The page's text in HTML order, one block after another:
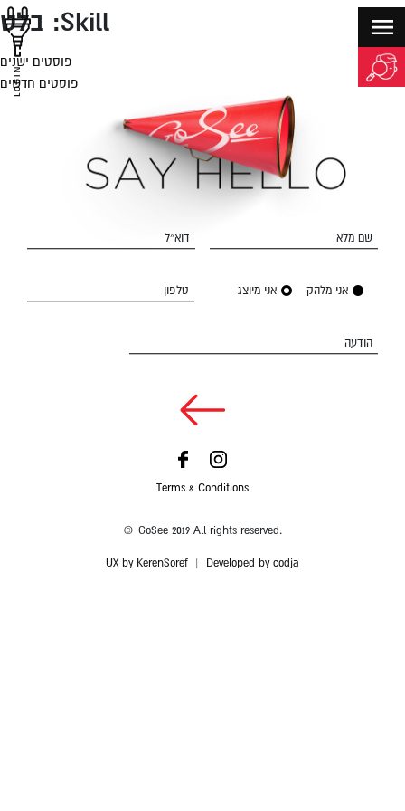
LOGIN
Skill: בלט
ניווט
פוסטים ישנים
פוסטים חדשים
שם מלא דוא״ל
אני מלהק אני מיוצג טלפון
הודעה
Terms & Conditions
© GoSee 2019 All rights reserved.
UX by KerenSoref Developed by codja